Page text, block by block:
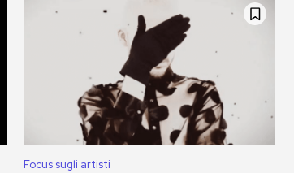
Focus sugli artisti